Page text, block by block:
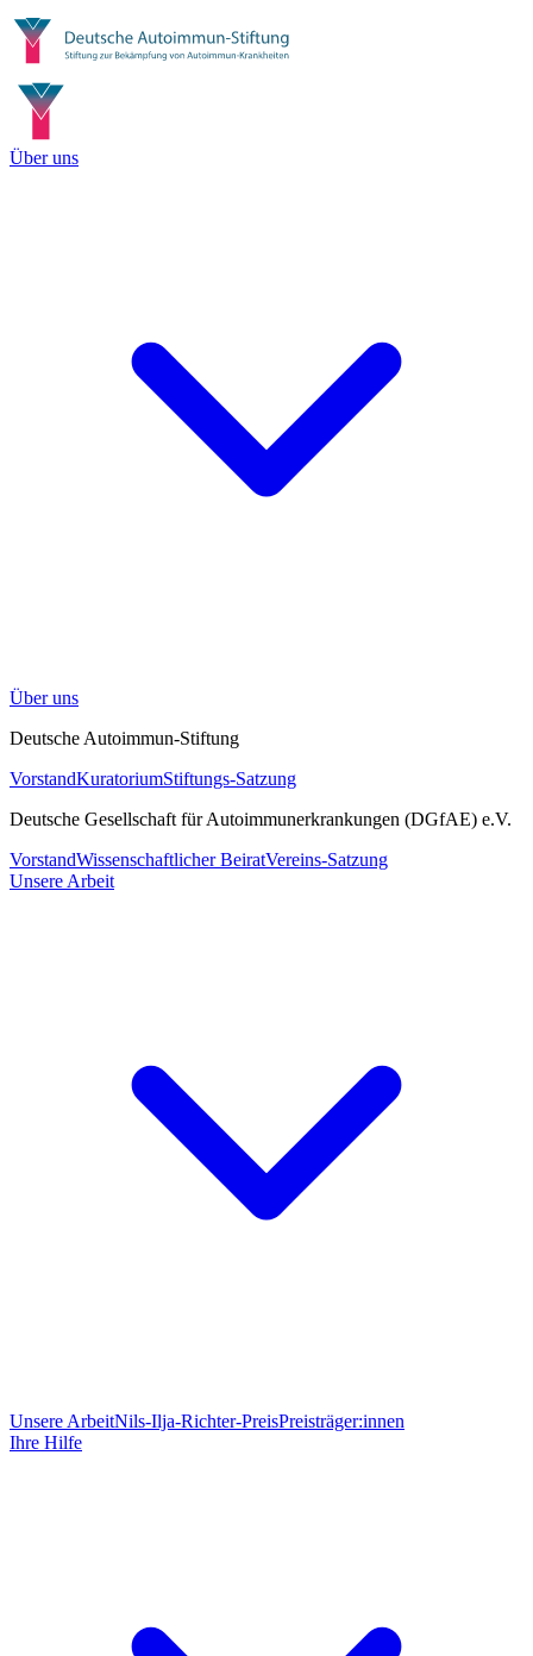
Über uns
Über uns
Deutsche Autoimmun-Stiftung
VorstandKuratoriumStiftungs-Satzung
Deutsche Gesellschaft für Autoimmunerkrankungen (DGfAE) e.V.
VorstandWissenschaftlicher BeiratVereins-Satzung
Unsere Arbeit
Unsere ArbeitNils-Ilja-Richter-PreisPreisträger:innen
Ihre Hilfe